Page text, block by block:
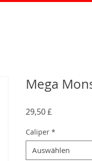
Mega
29,50 £
Caliper *
Auswählen